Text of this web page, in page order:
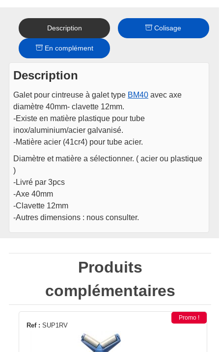
Description Colisage
En complément
Description
Galet pour cintreuse à galet type BM40 avec axe
diamètre 40mm- clavette 12mm.
-Existe en matière plastique pour tube
inox/aluminium/acier galvanisé.
-Matière acier (41cr4) pour tube acier.
Diamètre et matière a sélectionner. ( acier ou plastique
)
-Livré par 3pcs
-Axe 40mm
-Clavette 12mm
-Autres dimensions : nous consulter.
Produits
complémentaires
Ref : SUP1RV
Promo !